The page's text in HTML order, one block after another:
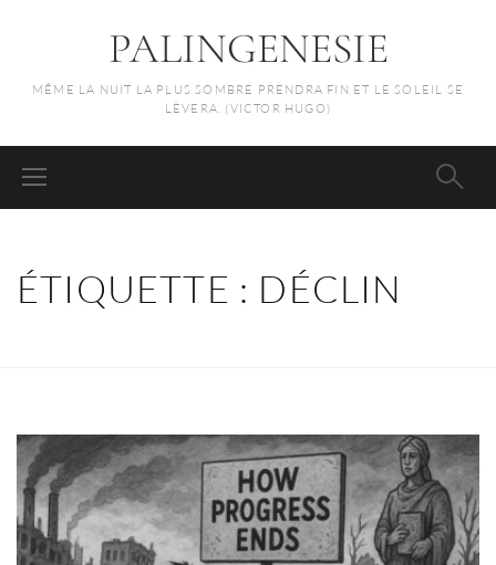
PALINGENESIE
MÊME LA NUIT LA PLUS SOMBRE PRENDRA FIN ET LE SOLEIL SE
LÈVERA. (VICTOR HUGO)
ÉTIQUETTE : DÉCLIN